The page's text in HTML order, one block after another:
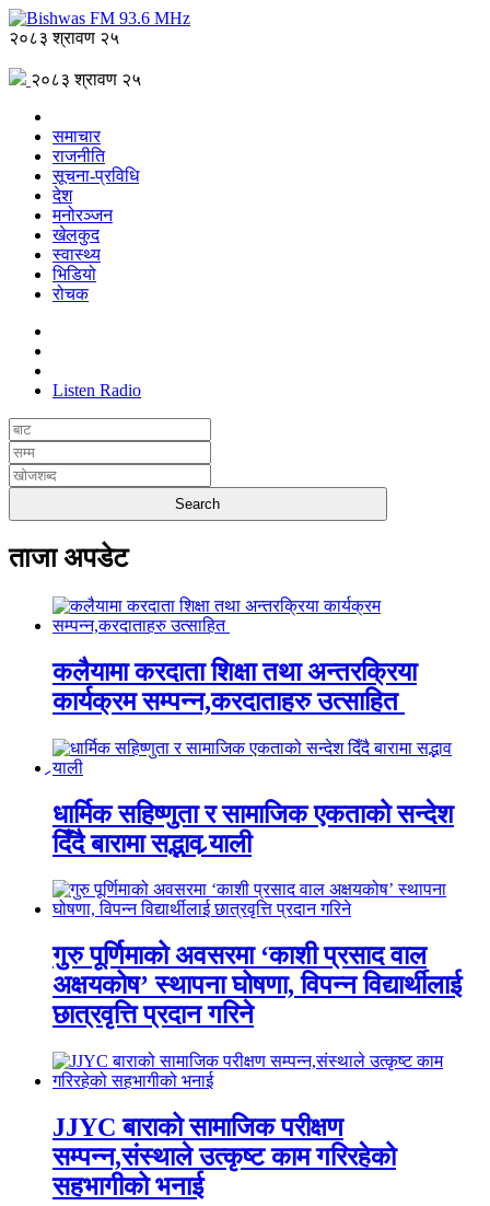
२०८३ श्रावण २५
२०८३ श्रावण २५
समाचार
राजनीति
सूचना-प्रविधि
देश
मनोरञ्जन
खेलकुद
स्वास्थ्य
भिडियो
रोचक
Listen Radio
ताजा अपडेट
कलैयामा करदाता शिक्षा तथा अन्तरक्रिया
कार्यक्रम सम्पन्न,करदाताहरु उत्साहित
धार्मिक सहिष्णुता र सामाजिक एकताको सन्देश
दिँदै बारामा सद्भाव र्‍याली
गुरु पूर्णिमाको अवसरमा ‘काशी प्रसाद वाल
अक्षयकोष’ स्थापना घोषणा, विपन्न विद्यार्थीलाई
छात्रवृत्ति प्रदान गरिने
JJYC बाराको सामाजिक परीक्षण
सम्पन्न,संस्थाले उत्कृष्ट काम गरिरहेको
सहभागीको भनाई